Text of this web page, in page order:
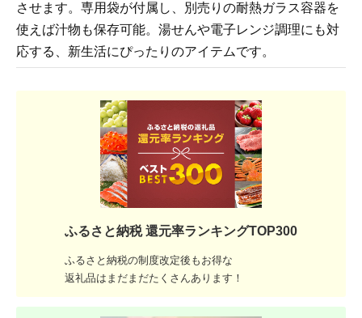
させます。専用袋が付属し、別売りの耐熱ガラス容器を
使えば汁物も保存可能。湯せんや電子レンジ調理にも対
応する、新生活にぴったりのアイテムです。
ふるさと納税 還元率ランキングTOP300
ふるさと納税の制度改定後もお得な
返礼品はまだまだたくさんあります！